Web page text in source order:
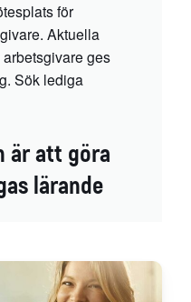
för
Aktuella
ges
Sök lediga
är att göra
lärande